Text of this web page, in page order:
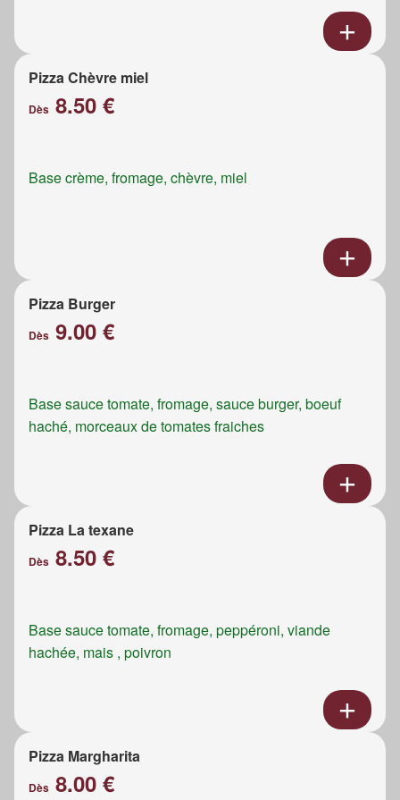
Pizza Chèvre miel
Dès 8.50 €
Base crème, fromage, chèvre, miel
Pizza Burger
Dès 9.00 €
Base sauce tomate, fromage, sauce burger, boeuf
haché, morceaux de tomates fraiches
Pizza La texane
Dès 8.50 €
Base sauce tomate, fromage, peppéroni, viande
hachée, mais , poivron
Pizza Margharita
Dès 8.00 €